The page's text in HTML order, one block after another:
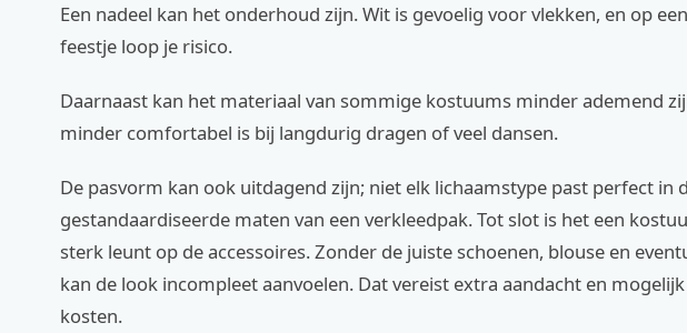
Een nadeel kan het onderhoud zijn. Wit is gevoelig voor vlekken, en op
feestje loop je risico.
Daarnaast kan het materiaal van sommige kostuums minder ademend
minder comfortabel is bij langdurig dragen of veel dansen.
De pasvorm kan ook uitdagend zijn; niet elk lichaamstype past perfect in
gestandaardiseerde maten van een verkleedpak. Tot slot is het een
sterk leunt op de accessoires. Zonder de juiste schoenen, blouse en
kan de look incompleet aanvoelen. Dat vereist extra aandacht en
kosten.